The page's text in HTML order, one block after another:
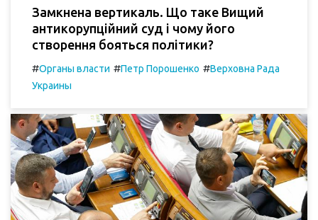
Замкнена вертикаль. Що таке Вищий
антикорупційний суд і чому його
створення бояться політики?
#Органы власти #Петр Порошенко #Верховна Рада
Украины